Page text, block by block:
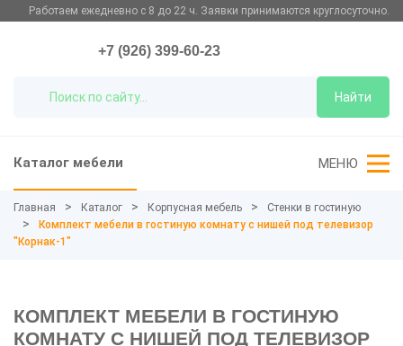
Работаем ежедневно с 8 до 22 ч. Заявки принимаются круглосуточно.
Найти
+7 (926) 399-60-23
Каталог мебели МЕНЮ
Главная Каталог Корпусная мебель
Стенки в гостиную
Комплект мебели в гостиную комнату с нишей под телевизор
"Корнак-1"
КОМПЛЕКТ МЕБЕЛИ В ГОСТИНУЮ
КОМНАТУ С НИШЕЙ ПОД ТЕЛЕВИЗОР